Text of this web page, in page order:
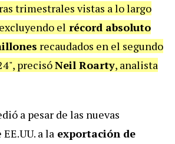
trimestrales vistas a lo largo
el récord absoluto
recaudados en el segundo
precisóNeil Roarty, analista
a pesar de las nuevas
a la exportación de